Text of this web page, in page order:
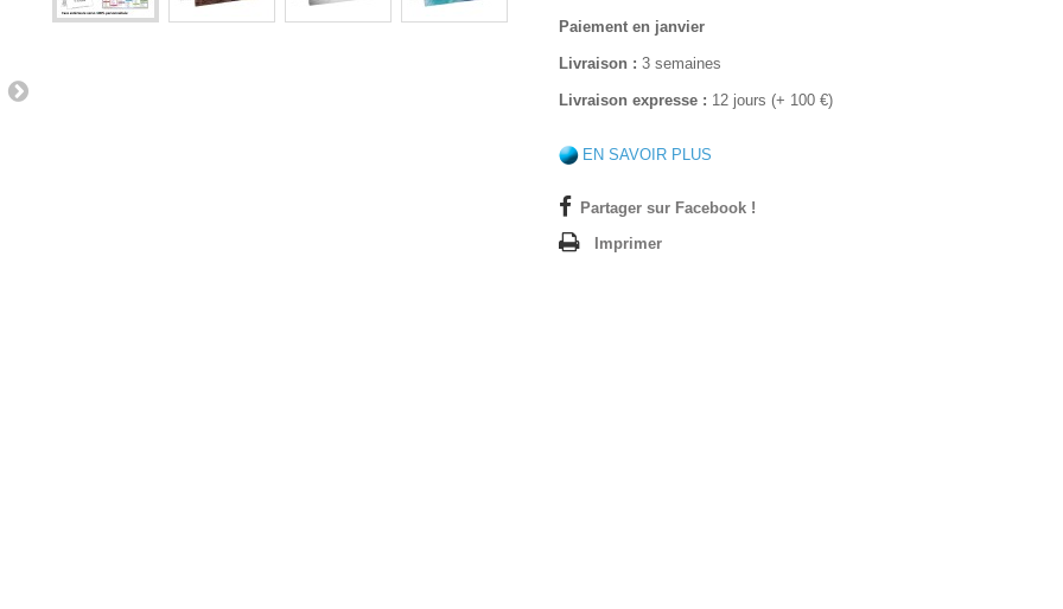
Paiement en janvier
Livraison : 3 semaines
Livraison expresse : 12 jours (+ 100 €)
EN SAVOIR PLUS
Partager sur Facebook !
Imprimer